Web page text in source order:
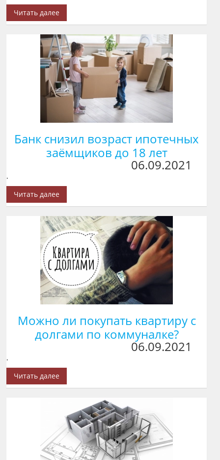
Читать далее
Банк снизил возраст ипотечных
заёмщиков до 18 лет
06.09.2021
.
Читать далее
Можно ли покупать квартиру с
долгами по коммуналке?
06.09.2021
.
Читать далее